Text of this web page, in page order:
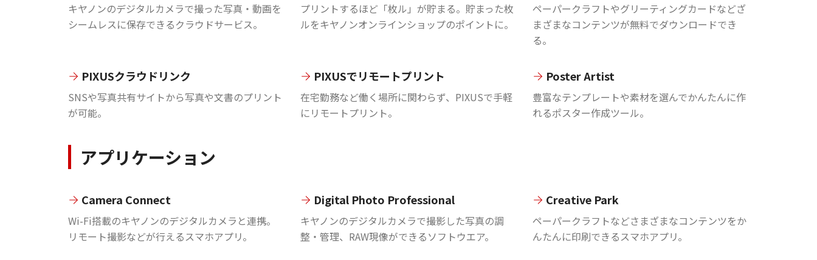
キヤノンのデジタルカメラで撮った写真・動画を
シームレスに保存できるクラウドサービス。
プリントするほど「枚ル」が貯まる。貯まった枚
ルをキヤノンオンラインショップのポイントに。
ペーパークラフトやグリーティングカードなどざ
まざまなコンテンツが無料でダウンロードでき
る。
PIXUSクラウドリンク
SNSや写真共有サイトから写真や文書のプリント
が可能。
PIXUSでリモートプリント
在宅勤務など働く場所に関わらず、PIXUSで手軽
にリモートプリント。
Poster Artist
豊富なテンプレートや素材を選んでかんたんに作
れるポスター作成ツール。
アプリケーション
Camera Connect
Wi-Fi搭載のキヤノンのデジタルカメラと連携。
リモート撮影などが行えるスマホアプリ。
Digital Photo Professional
キヤノンのデジタルカメラで撮影した写真の調
整・管理、RAW現像ができるソフトウエア。
Creative Park
ペーパークラフトなどさまざまなコンテンツをか
んたんに印刷できるスマホアプリ。